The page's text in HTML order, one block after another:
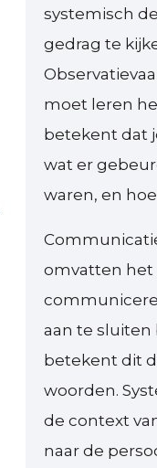
systemisch
gedrag te
moet leren
betekent dat
wat er
waren, en
omvatten het
aan te
betekent dit
woorden.
de context
naar de